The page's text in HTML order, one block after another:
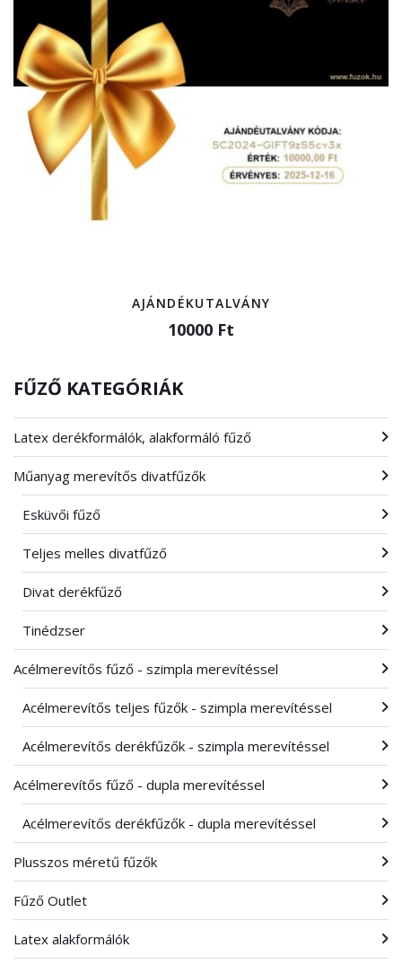
FŰZŐ KATEGÓRIÁK
Latex derékformálók, alakformáló fűző
Műanyag merevítős divatfűzők
Esküvői fűző
Teljes melles divatfűző
Divat derékfűző
Tinédzser
Acélmerevítős fűző - szimpla merevítéssel
Acélmerevítős teljes fűzők - szimpla merevítéssel
Acélmerevítős derékfűzők - szimpla merevítéssel
Acélmerevítős fűző - dupla merevítéssel
Acélmerevítős derékfűzők - dupla merevítéssel
Plusszos méretű fűzők
Fűző Outlet
Latex alakformálók
AJÁNDÉKUTALVÁNY
10000 Ft